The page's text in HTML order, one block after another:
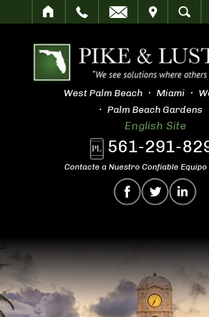
BUSCAR
West Palm Beach Miami
Palm Beach Gardens
English Site
561-291-
Contacte a Nuestro Confiable Equipo